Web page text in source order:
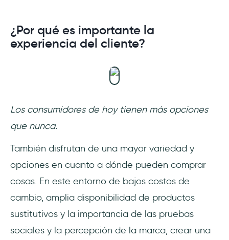
¿Por qué es importante la
experiencia del cliente?
Los consumidores de hoy tienen más opciones
que nunca.
También disfrutan de una mayor variedad y
opciones en cuanto a dónde pueden comprar
cosas. En este entorno de bajos costos de
cambio, amplia disponibilidad de productos
sustitutivos y la importancia de las pruebas
sociales y la percepción de la marca, crear una